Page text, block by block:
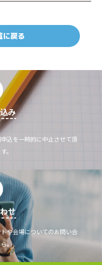
に戻る
み
込を一時的に中止させて頂
。
せ
や会場についてのお問い合
。